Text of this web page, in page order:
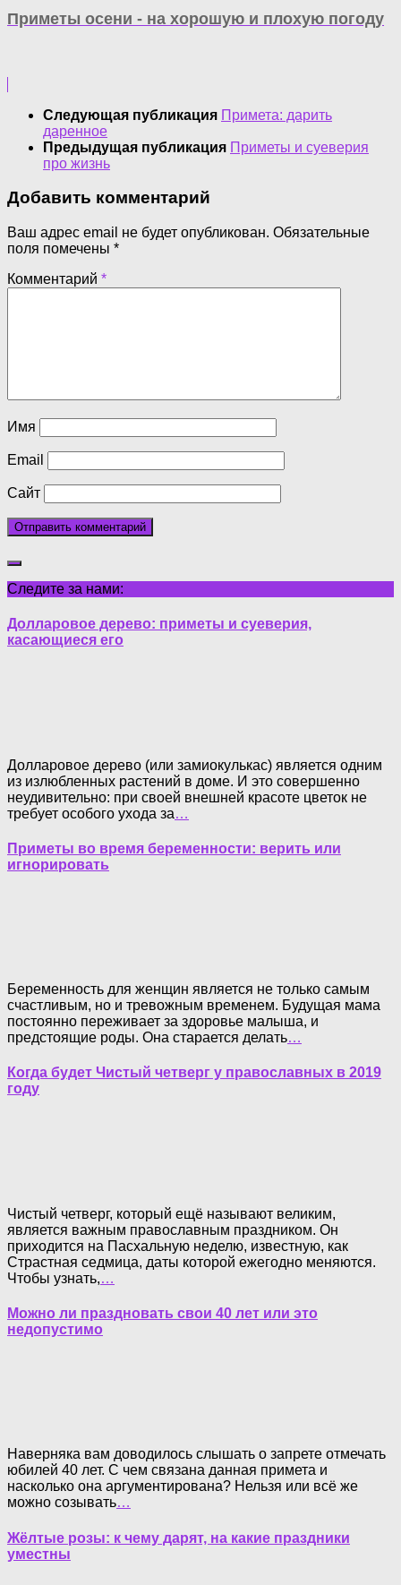
Приметы осени - на хорошую и плохую погоду
Следующая публикация Примета: дарить
даренное
Предыдущая публикация Приметы и суеверия
про жизнь
Добавить комментарий
Ваш адрес email не будет опубликован. Обязательные
поля помечены *
Комментарий *
Имя
Email
Сайт
Следите за нами:
Долларовое дерево: приметы и суеверия,
касающиеся его
Долларовое дерево (или замиокулькас) является одним
из излюбленных растений в доме. И это совершенно
неудивительно: при своей внешней красоте цветок не
требует особого ухода за…
Приметы во время беременности: верить или
игнорировать
Беременность для женщин является не только самым
счастливым, но и тревожным временем. Будущая мама
постоянно переживает за здоровье малыша, и
предстоящие роды. Она старается делать…
Когда будет Чистый четверг у православных в 2019
году
Чистый четверг, который ещё называют великим,
является важным православным праздником. Он
приходится на Пасхальную неделю, известную, как
Страстная седмица, даты которой ежегодно меняются.
Чтобы узнать,…
Можно ли праздновать свои 40 лет или это
недопустимо
Наверняка вам доводилось слышать о запрете отмечать
юбилей 40 лет. С чем связана данная примета и
насколько она аргументирована? Нельзя или всё же
можно созывать…
Жёлтые розы: к чему дарят, на какие праздники
уместны